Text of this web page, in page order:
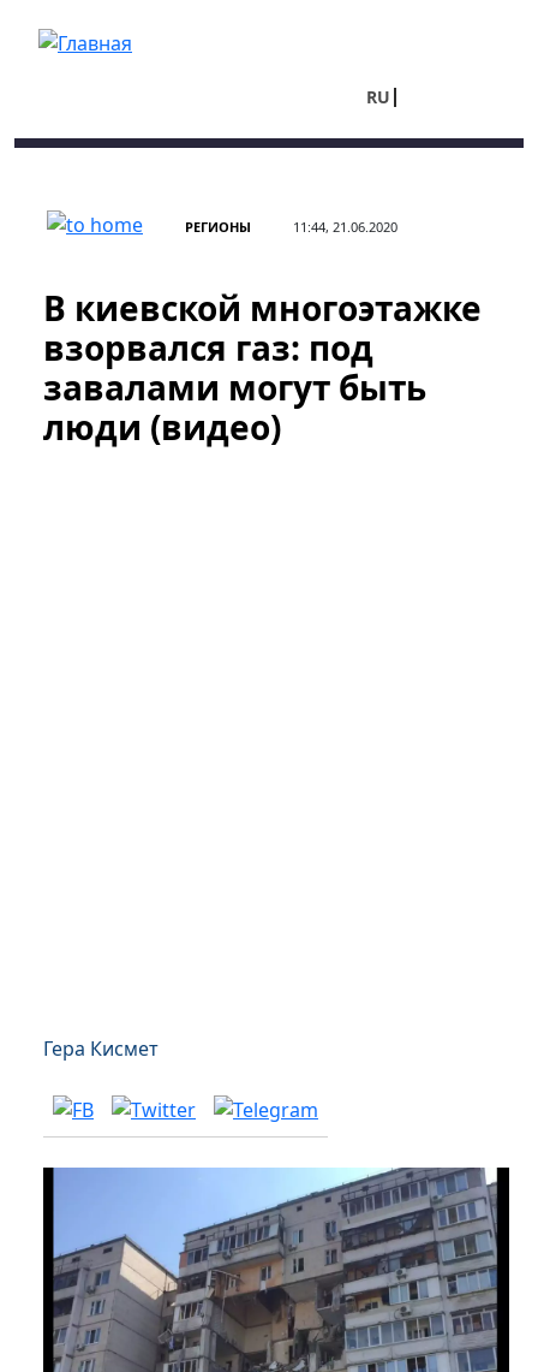
RU
РЕГИОНЫ 11:44, 21.06.2020
В киевской многоэтажке
взорвался газ: под
завалами могут быть
люди (видео)
Гера Кисмет